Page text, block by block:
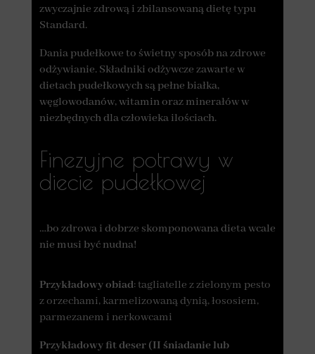
zwyczajnie zdrową i zbilansowaną dietę typu
Standard.
Dania pudełkowe to świetny sposób na zdrowe
odżywianie. Składniki odżywcze zawarte w
dietach pudełkowych są pełne białka,
węglowodanów, witamin oraz minerałów w
niezbędnych dla człowieka ilościach.
Finezyjne potrawy w
diecie pudełkowej
…bo zdrowa i dobrze skomponowana dieta wcale
nie musi być nudna!
Przykładowy obiad: tagliatelle z zielonym pesto
z orzechami, karmelizowaną dynią, łososiem,
parmezanem i nerkowcami
Przykładowy fit deser (II śniadanie lub